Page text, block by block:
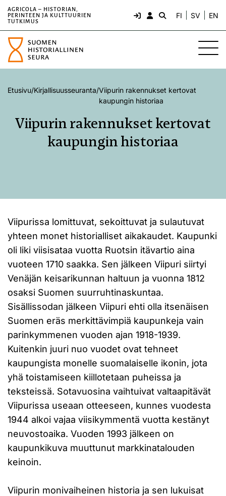
AGRICOLA – HISTORIAN,
PERINTEEN JA KULTTUURIEN
TUTKIMUS
FI SV EN
Etusivu/Kirjallisuusseuranta/Viipurin rakennukset kertovat
kaupungin historiaa
Viipurin rakennukset kertovat
kaupungin historiaa
Viipurissa lomittuvat, sekoittuvat ja sulautuvat
yhteen monet historialliset aikakaudet. Kaupunki
oli liki viisisataa vuotta Ruotsin itävartio aina
vuoteen 1710 saakka. Sen jälkeen Viipuri siirtyi
Venäjän keisarikunnan haltuun ja vuonna 1812
osaksi Suomen suurruhtinaskuntaa.
Sisällissodan jälkeen Viipuri ehti olla itsenäisen
Suomen eräs merkittävimpiä kaupunkeja vain
parinkymmenen vuoden ajan 1918-1939.
Kuitenkin juuri nuo vuodet ovat tehneet
kaupungista monelle suomalaiselle ikonin, jota
yhä toistamiseen kiillotetaan puheissa ja
teksteissä. Sotavuosina vaihtuivat valtaapitävät
Viipurissa useaan otteeseen, kunnes vuodesta
1944 alkoi vajaa viisikymmentä vuotta kestänyt
neuvostoaika. Vuoden 1993 jälkeen on
kaupunkikuva muuttunut markkinatalouden
keinoin.
Viipurin monivaiheinen historia ja sen lukuisat